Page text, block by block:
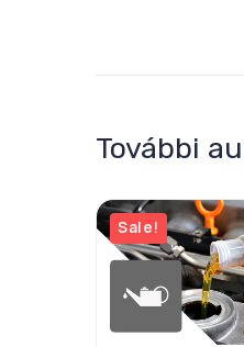
További
Sale!